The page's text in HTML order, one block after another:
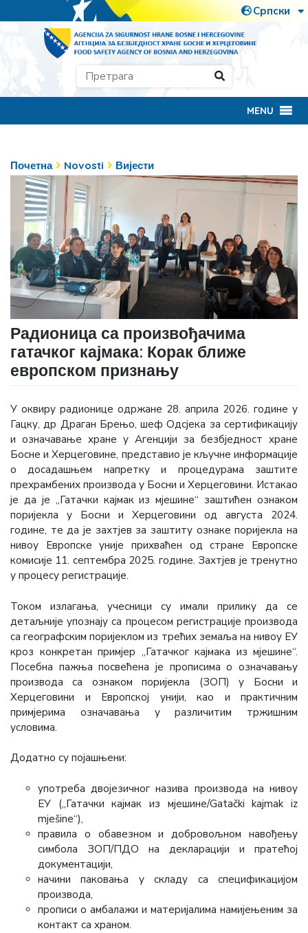
MENU
Почетна Novosti Вијести
Радионица са произвођачима
гатачког кајмака: Корак ближе
европском признању
У оквиру радионице одржане 28. априла 2026. године у
Гацку, др Драган Брењо, шеф Одсјека за сертификацију
и означавање хране у Агенцији за безбједност хране
Босне и Херцеговине, представио је кључне информације
о досадашњем напретку и процедурама заштите
прехрамбених производа у Босни и Херцеговини. Истакао
је да је „Гатачки кајмак из мјешине“ заштићен ознаком
поријекла у Босни и Херцеговини од августа 2024.
године, те да је захтјев за заштиту ознаке поријекла на
нивоу Европске уније прихваћен од стране Европске
комисије 11. септембра 2025. године. Захтјев је тренутно
у процесу регистрације.
Током излагања, учесници су имали прилику да се
детаљније упознају са процесом регистрације производа
са географским поријеклом из трећих земаља на нивоу ЕУ
кроз конкретан примјер „Гатачког кајмака из мјешине“.
Посебна пажња посвећена је прописима о означавању
производа са ознаком поријекла (ЗОП) у Босни и
Херцеговини и Европској унији, као и практичним
примјерима означавања у различитим тржишним
условима.
Додатно су појашњени:
употреба двојезичног назива производа на нивоу
ЕУ („Гатачки кајмак из мјешине/Gatački kajmak iz
mješine“),
правила о обавезном и добровољном навођењу
симбола ЗОП/ПДО на декларацији и пратећој
документацији,
начини паковања у складу са спецификацијом
производа,
прописи о амбалажи и материјалима намијењеним за
контакт са храном.